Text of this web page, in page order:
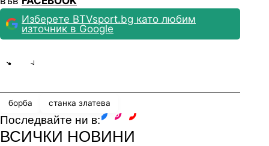
Изберете BTVsport.bg като любим
източник в Google
борба станка златева
Последвайте ни в:
ВСИЧКИ НОВИНИ